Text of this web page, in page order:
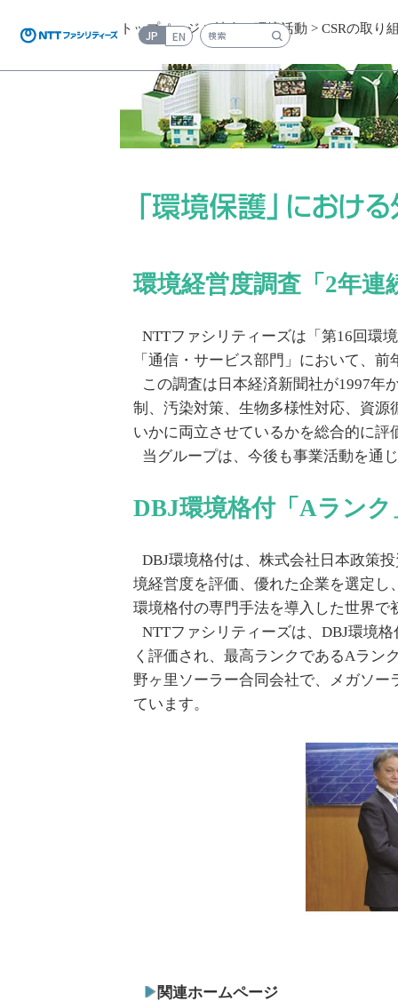
JP EN 検索キーワード入力
トップページ>社会・環境活動 > CSRの取り
環境経営度調査「2年連
NTTファシリティーズは「第16回環
「通信・サービス部門」において、
この調査は日本経済新聞社が1997年
制、汚染対策、生物多様性対応、資
いかに両立させているかを総合的に評
当グループは、今後も事業活動を通
DBJ環境格付「Aランク
DBJ環境格付は、株式会社日本政策
境経営度を評価、優れた企業を選定
環境格付の専門手法を導入した世界で
NTTファシリティーズは、DBJ環境
く評価され、最高ランクであるAラン
野ヶ里ソーラー合同会社で、メガソ
ています。
関連ホームページ